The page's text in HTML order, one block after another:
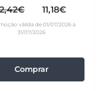
11,18€
válida de 01/07/2026 a
31/07/2026
Comprar